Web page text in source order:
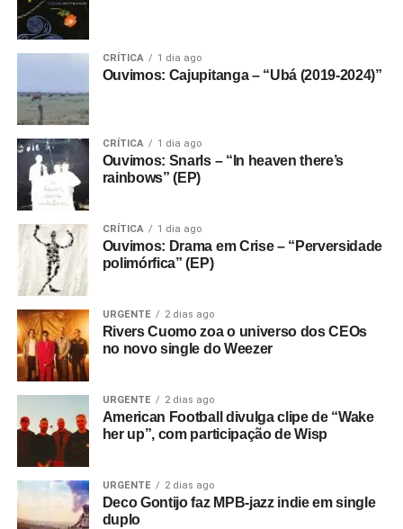
CRÍTICA 1 dia ago
Ouvimos: Cajupitanga – “Ubá (2019-2024)”
CRÍTICA 1 dia ago
Ouvimos: Snarls – “In heaven there’s
rainbows” (EP)
CRÍTICA 1 dia ago
Ouvimos: Drama em Crise – “Perversidade
polimórfica” (EP)
URGENTE 2 dias ago
Rivers Cuomo zoa o universo dos CEOs
no novo single do Weezer
URGENTE 2 dias ago
American Football divulga clipe de “Wake
her up”, com participação de Wisp
URGENTE 2 dias ago
Deco Gontijo faz MPB-jazz indie em single
duplo